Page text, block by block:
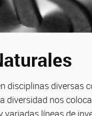
disciplinas diversas
nos